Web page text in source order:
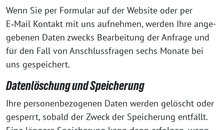
Wenn Sie per For­mu­lar auf der Web­site oder per
E‑Mail Kon­takt mit uns auf­neh­men, wer­den Ihre ange­
ge­be­nen Daten zwecks Bear­bei­tung der Anfra­ge und
für den Fall von Anschluss­fra­gen sechs Mona­te bei
uns gespeichert.
Datenlöschung und Speicherung
Ihre per­so­nen­be­zo­ge­nen Daten wer­den gelöscht oder
gesperrt, sobald der Zweck der Spei­che­rung ent­fällt.